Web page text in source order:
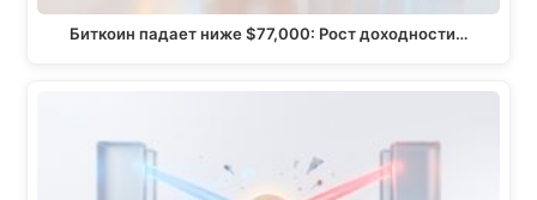
Биткоин падает ниже $77,000: Рост доходности…